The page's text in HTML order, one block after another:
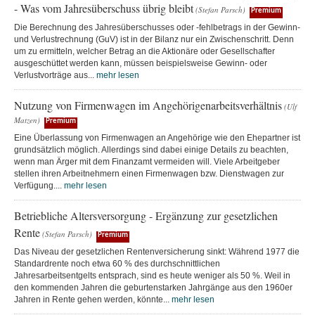
- Was vom Jahresüberschuss übrig bleibt (Stefan Parsch) Premium
Die Berechnung des Jahresüberschusses oder -fehlbetrags in der Gewinn-
und Verlustrechnung (GuV) ist in der Bilanz nur ein Zwischenschritt. Denn
um zu ermitteln, welcher Betrag an die Aktionäre oder Gesellschafter
ausgeschüttet werden kann, müssen beispielsweise Gewinn- oder
Verlustvorträge aus... mehr lesen
Nutzung von Firmenwagen im Angehörigenarbeitsverhältnis (Ulf
Matzen)
Premium
Eine Überlassung von Firmenwagen an Angehörige wie den Ehepartner ist
grundsätzlich möglich. Allerdings sind dabei einige Details zu beachten,
wenn man Ärger mit dem Finanzamt vermeiden will. Viele Arbeitgeber
stellen ihren Arbeitnehmern einen Firmenwagen bzw. Dienstwagen zur
Verfügung.... mehr lesen
Betriebliche Altersversorgung - Ergänzung zur gesetzlichen
Rente (Stefan Parsch) Premium
Das Niveau der gesetzlichen Rentenversicherung sinkt: Während 1977 die
Standardrente noch etwa 60 % des durchschnittlichen
Jahresarbeitsentgelts entsprach, sind es heute weniger als 50 %. Weil in
den kommenden Jahren die geburtenstarken Jahrgänge aus den 1960er
Jahren in Rente gehen werden, könnte... mehr lesen